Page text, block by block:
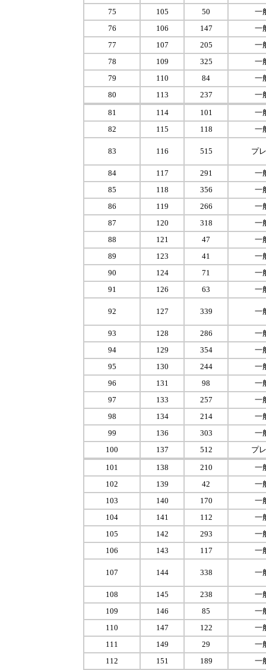
75
105 50
一
76
106 147
一
77
107 205
一
78
109 325
一
79
110 84
一
80
113 237
一
81
114 101
一
82
115 118 一
83 116 515 プ
84 117 291
一
85
118 356
一
86
119 266
一
87
120 318
一
88
121 47
一
89
123 41
一
90
124 71
一
91
126 63 一
92 127 339 一
93 128 286
一
94
129 354
一
95
130 244
一
96
131 98
一
97
133 257
一
98
134 214
一
99
136 303
一
100
137 512
プ
101
138 210
一
102
139 42
一
103
140 170
一
104
141 112
一
105
142 293
一
106
143 117 一
107 144 338 一
108 145 238
一
109
146 85
一
110
147 122
一
111
149 29
一
112
151 189 一